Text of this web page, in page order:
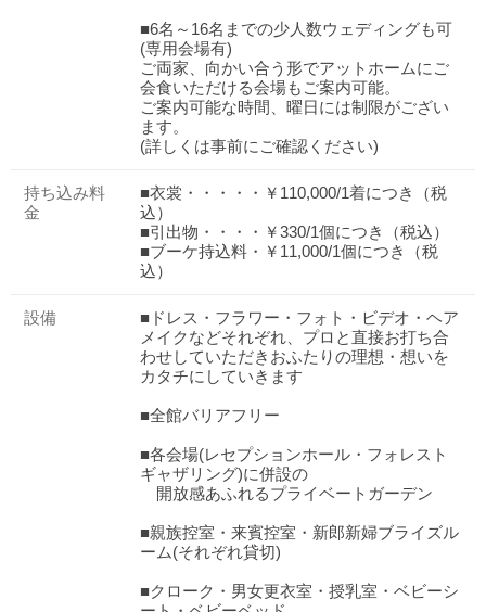
おトクな特典つきフェア
【来館特典】4万円相当無料フルコース試食
■6名～16名までの少人数ウェディングも可
(専用会場有)
ご両家、向かい合う形でアットホームにご
会食いただける会場もご案内可能。
ご案内可能な時間、曜日には制限がござい
ます。
(詳しくは事前にご確認ください)
持ち込み料
金
■衣裳・・・・・￥110,000/1着につき（税
込）
■引出物・・・・￥330/1個につき（税込）
■ブーケ持込料・￥11,000/1個につき（税
込）
設備
■ドレス・フラワー・フォト・ビデオ・ヘア
メイクなどそれぞれ、プロと直接お打ち合
わせしていただきおふたりの理想・想いを
カタチにしていきます
■全館バリアフリー
■各会場(レセプションホール・フォレスト
ギャザリング)に併設の
開放感あふれるプライベートガーデン
■親族控室・来賓控室・新郎新婦ブライズル
ーム(それぞれ貸切)
■クローク・男女更衣室・授乳室・ベビーシ